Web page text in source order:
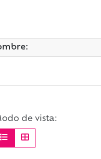
de vista: